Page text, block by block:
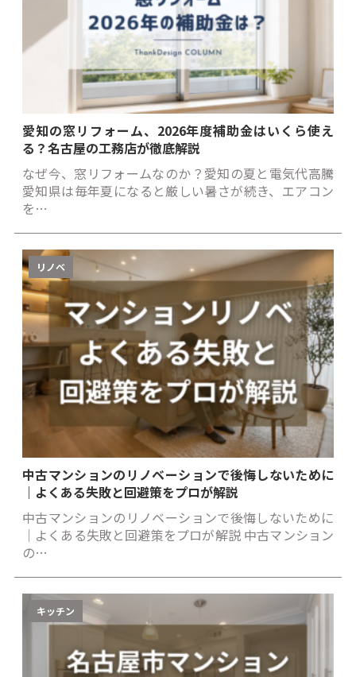
愛知の窓リフォーム、2026年度補助金はいくら使え
る？名古屋の工務店が徹底解説
なぜ今、窓リフォームなのか？愛知の夏と電気代高騰
愛知県は毎年夏になると厳しい暑さが続き、エアコン
を…
リノベ
中古マンションのリノベーションで後悔しないために
｜よくある失敗と回避策をプロが解説
中古マンションのリノベーションで後悔しないために
｜よくある失敗と回避策をプロが解説 中古マンション
の…
キッチン